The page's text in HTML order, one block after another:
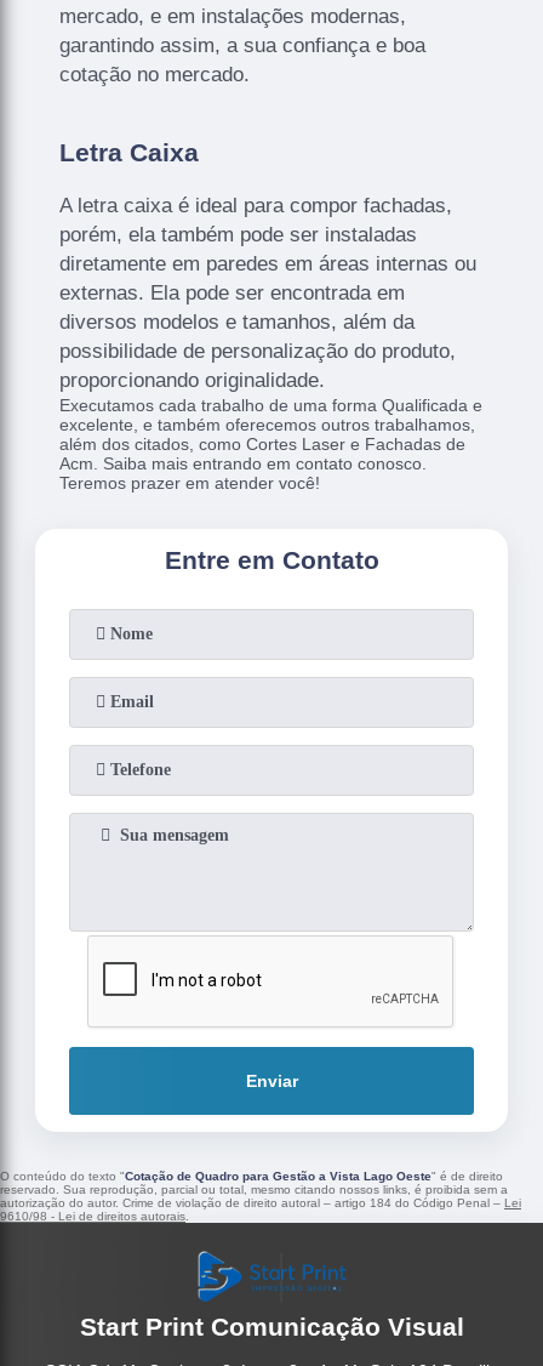
mercado, e em instalações modernas,
garantindo assim, a sua confiança e boa
cotação no mercado.
Letra Caixa
A letra caixa é ideal para compor fachadas,
porém, ela também pode ser instaladas
diretamente em paredes em áreas internas ou
externas. Ela pode ser encontrada em
diversos modelos e tamanhos, além da
possibilidade de personalização do produto,
proporcionando originalidade.
Executamos cada trabalho de uma forma Qualificada e
excelente, e também oferecemos outros trabalhamos,
além dos citados, como Cortes Laser e Fachadas de
Acm. Saiba mais entrando em contato conosco.
Teremos prazer em atender você!
Entre em Contato
Enviar
O conteúdo do texto "Cotação de Quadro para Gestão a Vista Lago Oeste" é de direito
reservado. Sua reprodução, parcial ou total, mesmo citando nossos links, é proibida sem a
autorização do autor. Crime de violação de direito autoral – artigo 184 do Código Penal – Lei
9610/98 - Lei de direitos autorais
Start Print Comunicação Visual